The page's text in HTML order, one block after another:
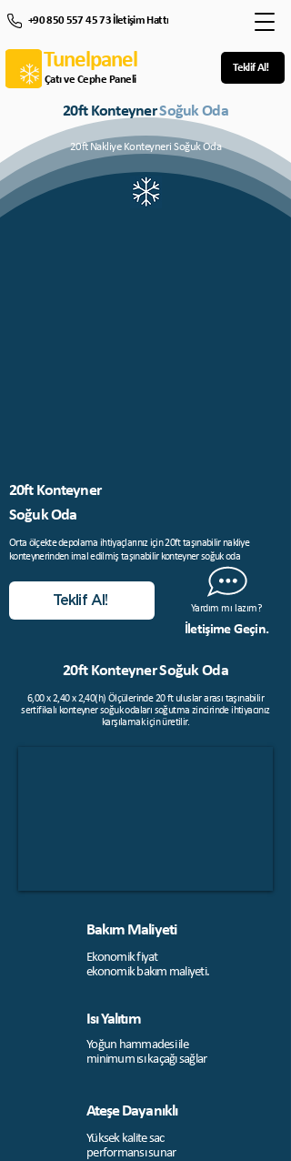
Tunelpanel
Çatı ve Cephe Paneli
Teklif Al!
+90 850 557 45 73 İletişim Hattı
20ft KonteynerSoğuk Oda
20ft Nakliye Konteyneri Soğuk Oda
20ft Konteyner
Soğuk Oda
Orta ölçekte depolama ihtiyaçlarınız için 20ft taşınabilir nakliye
konteynerinden imal edilmiş taşınabilir konteyner soğuk oda
Teklif Al!
Yardım mı lazım?
İletişime Geçin.
20ft Konteyner Soğuk Oda
6,00 x 2,40 x 2,40(h) Ölçülerinde 20 ft uluslar arası taşınabilir
sertifikalı konteyner soğuk odaları soğutma zincirinde ihtiyacınız
karşılamak için üretilir.
Bakım Maliyeti
Ekonomik fiyat
ekonomik bakım maliyeti.
Isı Yalıtım
Yoğun hammadesi ile
minimum ısı kaçağı sağlar
Ateşe Dayanıklı
Yüksek kalite sac
performansı sunar